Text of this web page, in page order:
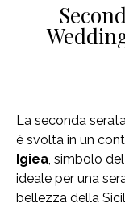
La seconda
è svolta in un
Igiea, simbolo
ideale per una
bellezza della